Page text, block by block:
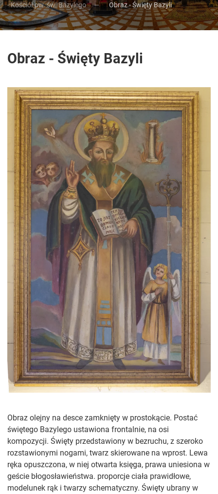
- Kościół pw. św. Bazylego​
Obraz - Święty Bazyli
Obraz - Święty Bazyli
Obraz olejny na desce zamknięty w prostokącie. Postać
świętego Bazylego ustawiona frontalnie, na osi
kompozycji. Święty przedstawiony w bezruchu, z szeroko
rozstawionymi nogami, twarz skierowane na wprost. Lewa
ręka opuszczona, w niej otwarta księga, prawa uniesiona w
geście błogosławieństwa. proporcje ciała prawidłowe,
modelunek rąk i twarzy schematyczny. Święty ubrany w